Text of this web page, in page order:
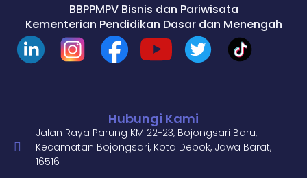
BBPPMPV Bisnis dan Pariwisata
Kementerian Pendidikan Dasar dan Menengah
Hubungi Kami
Jalan Raya Parung KM 22-23, Bojongsari Baru,
Kecamatan Bojongsari, Kota Depok, Jawa Barat,
16516